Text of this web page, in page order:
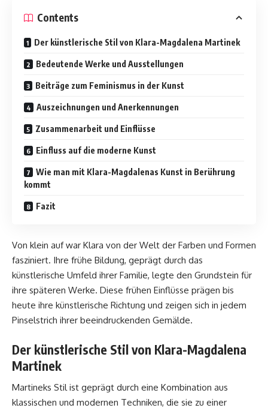
Contents
Der künstlerische Stil von Klara-Magdalena Martinek
Bedeutende Werke und Ausstellungen
Beiträge zum Feminismus in der Kunst
Auszeichnungen und Anerkennungen
Zusammenarbeit und Einflüsse
Einfluss auf die moderne Kunst
Wie man mit Klara-Magdalenas Kunst in Berührung
kommt
Fazit
Von klein auf war Klara von der Welt der Farben und Formen
fasziniert. Ihre frühe Bildung, geprägt durch das
künstlerische Umfeld ihrer Familie, legte den Grundstein für
ihre späteren Werke. Diese frühen Einflüsse prägen bis
heute ihre künstlerische Richtung und zeigen sich in jedem
Pinselstrich ihrer beeindruckenden Gemälde.
Der künstlerische Stil von Klara-Magdalena
Martinek
Martineks Stil ist geprägt durch eine Kombination aus
klassischen und modernen Techniken, die sie zu einer